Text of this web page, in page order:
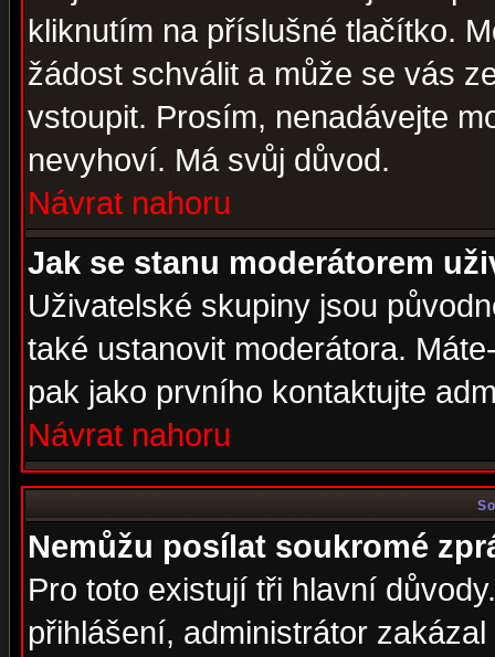
kliknutím na příslušné tlačítko.
žádost schválit a může se vás
vstoupit. Prosím, nenadávejte
nevyhoví. Má svůj důvod.
Návrat nahoru
Jak se stanu moderátorem
Uživatelské skupiny jsou
také ustanovit moderátora.
pak jako prvního kontaktujte
Návrat nahoru
Nemůžu posílat soukromé
Pro toto existují tři hlavní
přihlášení, administrátor